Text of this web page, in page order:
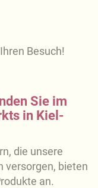
Besuch!
Sie im
in Kiel-
die unsere
versorgen, bieten
an.